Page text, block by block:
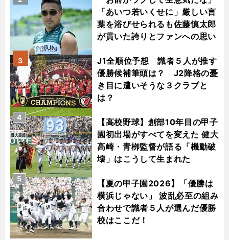
「あいつ若いくせに」厳しい言
葉を浴びせられるも佐藤慎太郎
が貫いた誇りとファンへの思い
J1全順位予想 識者５人が推す
優勝候補筆頭は？ J2降格の憂
き目に遭いそうな３クラブと
は？
3
【高校野球】創部10年目の甲子
園初出場がすべてを変えた 健大
高崎・青栁監督が語る「機動破
壊」はこうして生まれた
4
【夏の甲子園2026】「優勝は
横浜じゃない」 波乱必至の組み
合わせで識者５人が選んだ優勝
校はここだ！
5